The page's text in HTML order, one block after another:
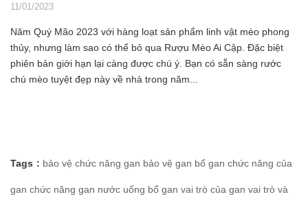
11/01/2023
Năm Quý Mão 2023 với hàng loạt sản phẩm linh vật mèo phong
thủy, nhưng làm sao có thể bỏ qua Rượu Mèo Ai Cập. Đặc biệt
phiên bản giới hạn lại càng được chú ý. Bạn có sẵn sàng rước
chú mèo tuyệt đẹp này về nhà trong năm...
Tags : bảo vệ chức năng gan bảo vệ gan bổ gan chức năng của
gan chức năng gan nước uống bổ gan vai trò của gan vai trò và